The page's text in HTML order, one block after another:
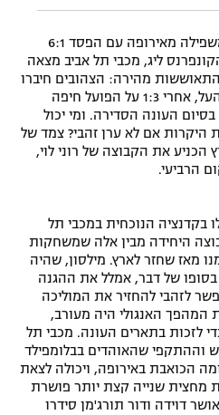
עסק
שלושה ימים אחרי ההדחה המשפילה מאירופה עם הפסד 6:1
ליג, מכבי תל אביב מצאה
מהירה: הצהובים חיברו
ניצחון חמישי ברציפות בליגת העל, אחרי 1:3 על הפועל חיפה
העונה הסדירה. ומי יכול
היקרות אם לא ערן זהבי? צמד של
פרץ הכניע את הקבוצה של רוני לוי,
הרביעי.
בקדנציה הנוכחית במכבי תל
היחידה מבין אלה שמשחקות
מאז שחזר לארץ. מילסון, שהיה
של דבר, אמלל את ההגנה
לזהבי להחזיר את המוליכה
המהפך האנגולי היה מעורב,
לזכות בתארים העונה. מכבי תל
וההתקפי שהאוהדים בבלומפילד
הכואבת באירופה, ויכולה לצאת
מחצית שנייה קצת יותר פושרת
דוידה ודור תורג'מן סידרו